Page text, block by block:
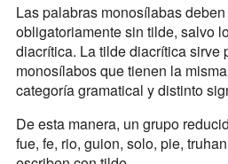
Las palabras monosílabas
obligatoriamente sin tilde, salvo
diacrítica. La tilde diacrítica sirve
monosílabos que tienen la
categoría gramatical y distinto
De esta manera, un grupo
fue, fe, rio, guion, solo, pie,